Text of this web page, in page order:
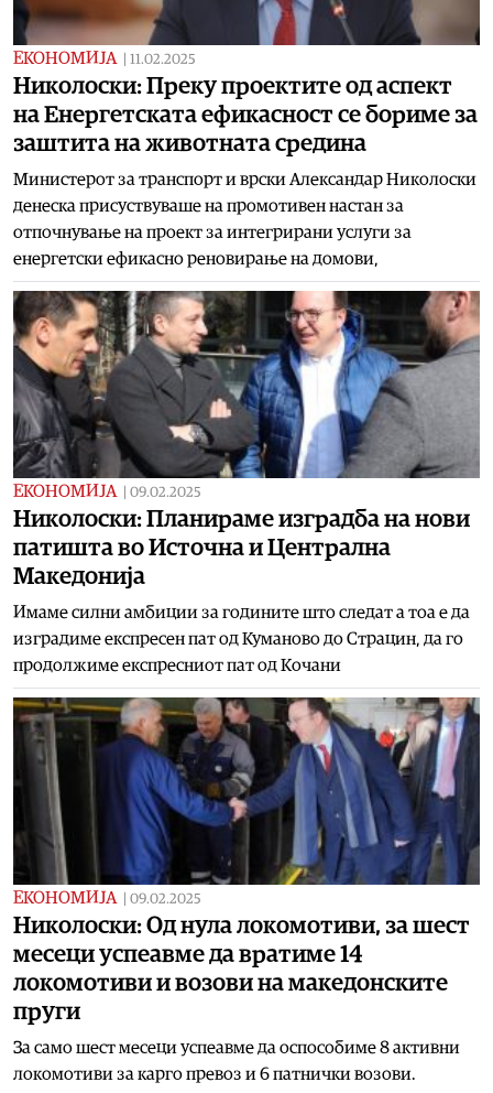
ЕКОНОМИЈА 11.02.2025
Николоски: Преку проектите од аспект
на Енергетската ефикасност се бориме за
заштита на животната средина
Mинистерот за транспорт и врски Александар Николоски
денеска присуствуваше на промотивен настан за
отпочнување на проект за интегрирани услуги за
енергетски ефикасно реновирање на домови,
ЕКОНОМИЈА 09.02.2025
Николоски: Планираме изградба на нови
патишта во Источна и Централна
Македонија
Имаме силни амбиции за годините што следат а тоа е да
изградиме експресен пат од Куманово до Страцин, да го
продолжиме експресниот пат од Кочани
ЕКОНОМИЈА 09.02.2025
Николоски: Од нула локомотиви, за шест
месеци успеавме да вратиме 14
локомотиви и возови на македонските
пруги
За само шест месеци успеавме да оспособиме 8 активни
локомотиви за карго превоз и 6 патнички возови.